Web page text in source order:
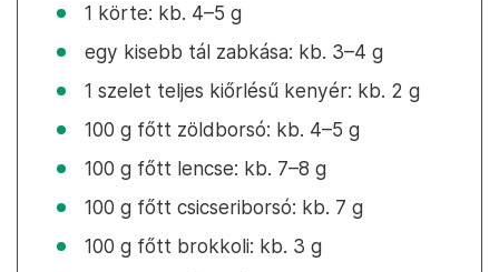
1 körte: kb. 4–5 g
egy kisebb tál zabkása: kb. 3–4 g
1 szelet teljes kiőrlésű kenyér: kb. 2 g
100 g főtt zöldborsó: kb. 4–5 g
100 g főtt lencse: kb. 7–8 g
100 g főtt csicseriborsó: kb. 7 g
100 g főtt brokkoli: kb. 3 g